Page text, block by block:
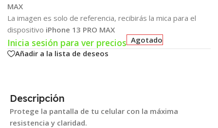
MAX
La imagen es solo de referencia, recibirás la mica para el
dispositivo iPhone 13 PRO MAX
Inicia sesión para ver precios Agotado
Añadir a la lista de deseos
Descripción
Protege la pantalla de tu celular con la máxima
resistencia y claridad.